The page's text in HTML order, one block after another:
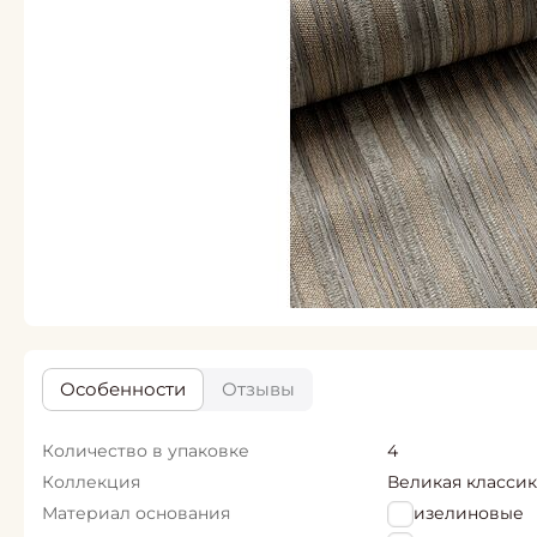
Особенности Отзывы
Количество в упаковке
4
Коллекция
Великая
Материал основания
Флизелиновые